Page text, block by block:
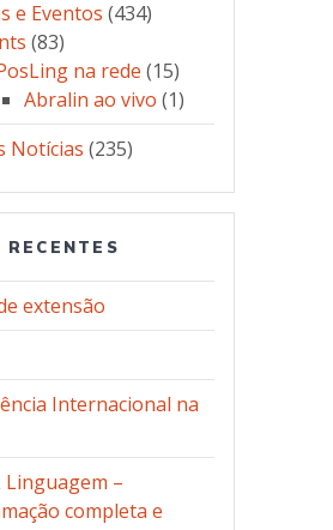
e Eventos (434)
(83)
na rede (15)
Abralin ao vivo (1)
Notícias (235)
RECENTES
extensão
Internacional na
Linguagem –
completa e